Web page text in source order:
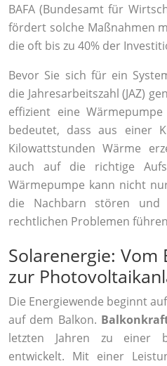
BAFA (Bundesamt für
fördert solche Maßnahmen
die oft bis zu 40% der
Bevor Sie sich für ein
die Jahresarbeitszahl (JAZ)
effizient eine
bedeutet, dass aus einer
Kilowattstunden Wärme
auch auf die richtige
Wärmepumpe kann nicht
die Nachbarn stören
rechtlichen Problemen
Solarenergie:
zur
Die Energiewende beginnt
auf dem Balkon.
letzten Jahren zu einer
entwickelt. Mit einer